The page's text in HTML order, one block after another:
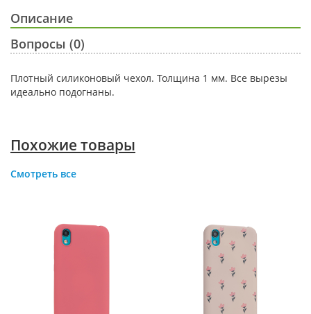
Описание
Вопросы (0)
Плотный силиконовый чехол. Толщина 1 мм. Все вырезы
идеально подогнаны.
Похожие товары
Смотреть все